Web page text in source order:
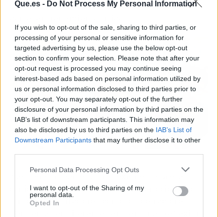
Que.es - Do Not Process My Personal Information
If you wish to opt-out of the sale, sharing to third parties, or
processing of your personal or sensitive information for
targeted advertising by us, please use the below opt-out
section to confirm your selection. Please note that after your
opt-out request is processed you may continue seeing
interest-based ads based on personal information utilized by
us or personal information disclosed to third parties prior to
your opt-out. You may separately opt-out of the further
disclosure of your personal information by third parties on the
IAB’s list of downstream participants. This information may
also be disclosed by us to third parties on the IAB’s List of
Downstream Participants that may further disclose it to other
Personal Data Processing Opt Outs
I want to opt-out of the Sharing of my
personal data.
Opted In
comparando la consistencia en el contenido
Nachter
Nachter comparte sus reflexiones sobre las
críticas en las redes sociales, reconociendo que
tanto los admiradores como los detractores